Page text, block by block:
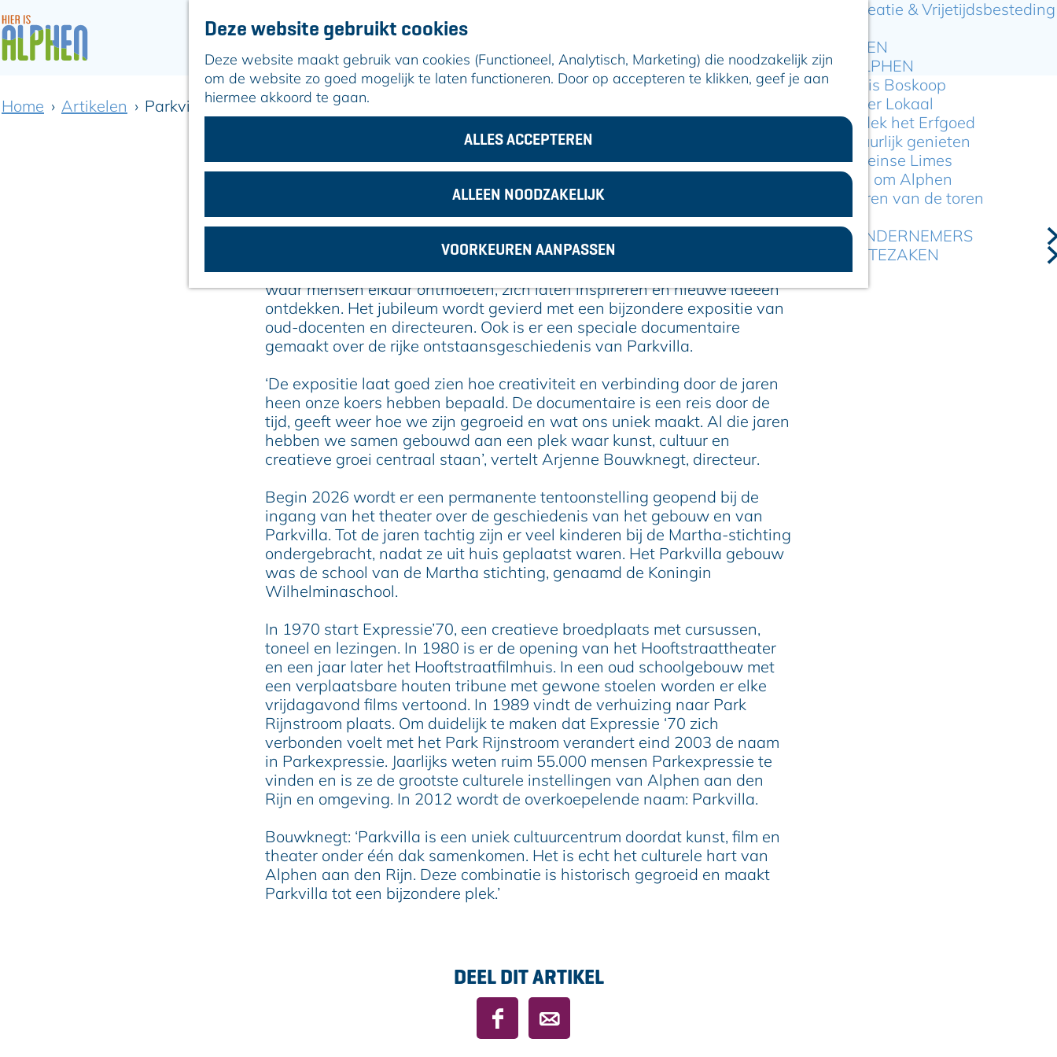
Deze website gebruikt cookies
Deze website maakt gebruik van cookies (Functioneel, Analytisch, Marketing) die noodzakelijk zijn
om de website zo goed mogelijk te laten functioneren. Door op accepteren te klikken, geef je aan
hiermee akkoord te gaan.
ALLES ACCEPTEREN
ALLEEN NOODZAKELIJK
VOORKEUREN AANPASSEN
n
Recreatie & Vrijetijdsbesteding
ARTIKELEN
OVER ALPHEN
Hier is Boskoop
Lekker Lokaal
Ontdek het Erfgoed
Natuurlijk genieten
Romeinse Limes
In en om Alphen
Kleuren van de toren
VOOR ONDERNEMERS
GEMEENTEZAKEN
Home Artikelen Parkvilla viert 55 jaar Kunst & Cultuur
25 november 2025 | | |
PARKVILLA VIERT 55 JAAR KUNST & CULTUUR
Parkvilla bestaat 55 jaar. Gelegen in het Park Rijnstroom is het dé plek
waar mensen elkaar ontmoeten, zich laten inspireren en nieuwe ideeën
ontdekken. Het jubileum wordt gevierd met een bijzondere expositie van
oud-docenten en directeuren. Ook is er een speciale documentaire
gemaakt over de rijke ontstaansgeschiedenis van Parkvilla.
‘De expositie laat goed zien hoe creativiteit en verbinding door de jaren
heen onze koers hebben bepaald. De documentaire is een reis door de
tijd, geeft weer hoe we zijn gegroeid en wat ons uniek maakt. Al die jaren
hebben we samen gebouwd aan een plek waar kunst, cultuur en
creatieve groei centraal staan’, vertelt Arjenne Bouwknegt, directeur.
Begin 2026 wordt er een permanente tentoonstelling geopend bij de
ingang van het theater over de geschiedenis van het gebouw en van
Parkvilla. Tot de jaren tachtig zijn er veel kinderen bij de Martha-stichting
ondergebracht, nadat ze uit huis geplaatst waren. Het Parkvilla gebouw
was de school van de Martha stichting, genaamd de Koningin
Wilhelminaschool.
In 1970 start Expressie’70, een creatieve broedplaats met cursussen,
toneel en lezingen. In 1980 is er de opening van het Hooftstraattheater
en een jaar later het Hooftstraatfilmhuis. In een oud schoolgebouw met
een verplaatsbare houten tribune met gewone stoelen worden er elke
vrijdagavond films vertoond. In 1989 vindt de verhuizing naar Park
Rijnstroom plaats. Om duidelijk te maken dat Expressie ‘70 zich
verbonden voelt met het Park Rijnstroom verandert eind 2003 de naam
in Parkexpressie. Jaarlijks weten ruim 55.000 mensen Parkexpressie te
vinden en is ze de grootste culturele instellingen van Alphen aan den
Rijn en omgeving. In 2012 wordt de overkoepelende naam: Parkvilla.
Bouwknegt: ‘Parkvilla is een uniek cultuurcentrum doordat kunst, film en
theater onder één dak samenkomen. Het is echt het culturele hart van
Alphen aan den Rijn. Deze combinatie is historisch gegroeid en maakt
Parkvilla tot een bijzondere plek.’
DEEL DIT ARTIKEL
D
e
D
e